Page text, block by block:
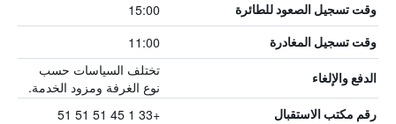
وقت تسجيل الصعود للطائرة 15:00
وقت تسجيل المغادرة 11:00
الدفع والإلغاء
تختلف السياسات حسب
نوع الغرفة ومزود الخدمة.
رقم مكتب الاستقبال +33 1 45 51 51 51